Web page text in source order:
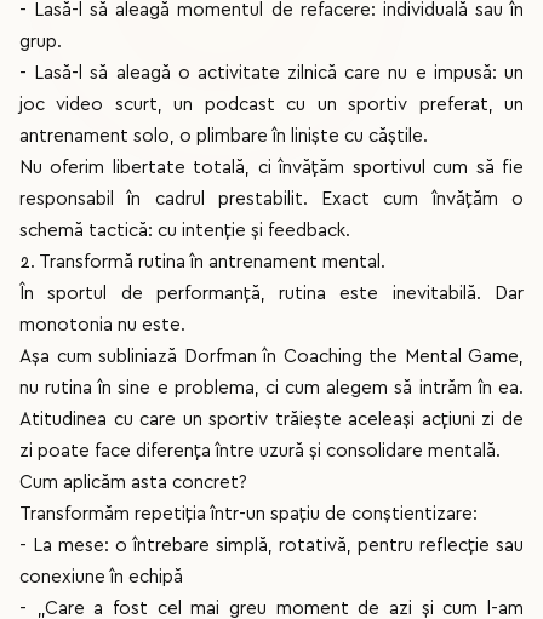
- Lasă-l să aleagă momentul de refacere: individuală sau în
grup.
- Lasă-l să aleagă o activitate zilnică care nu e impusă: un
joc video scurt, un podcast cu un sportiv preferat, un
antrenament solo, o plimbare în liniște cu căștile.
Nu oferim libertate totală, ci învățăm sportivul cum să fie
responsabil în cadrul prestabilit. Exact cum învățăm o
schemă tactică: cu intenție și feedback.
2. Transformă rutina în antrenament mental.
În sportul de performanță, rutina este inevitabilă. Dar
monotonia nu este.
Așa cum subliniază Dorfman în Coaching the Mental Game,
nu rutina în sine e problema, ci cum alegem să intrăm în ea.
Atitudinea cu care un sportiv trăiește aceleași acțiuni zi de
zi poate face diferența între uzură și consolidare mentală.
Cum aplicăm asta concret?
Transformăm repetiția într-un spațiu de conștientizare:
- La mese: o întrebare simplă, rotativă, pentru reflecție sau
conexiune în echipă
- ⁠„Care a fost cel mai greu moment de azi și cum l-am